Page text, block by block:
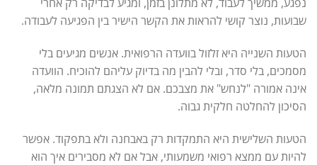
שבועות, נוצר קושי להראות את הקשר הישיר בין הפגיעה לעבודה.
הטעות השנייה היא זלזול בוועדה הרפואית. אנשים מגיעים בלי
מסמכים, בלי סדר, ובלי להבין מה בדיוק עליהם להוכיח. הוועדה
אינה אמורה "לנחש" את מצבכם. אם לא הצגתם תמונה מלאה,
הסיכון להחלטה חלקית גבוה.
הטעות השלישית היא התמקדות רק באבחנה ולא בתפקוד. אפשר
להיות עם ממצא רפואי משמעותי, אבל אם לא מסבירים איך הוא